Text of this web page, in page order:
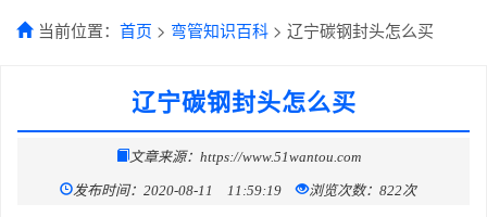
当前位置： 首页 > 弯管知识百科 > 辽宁碳钢封头怎么买
辽宁碳钢封头怎么买
文章来源：https://www.51wantou.com
发布时间：2020-08-11 11:59:19 浏览次数：822次